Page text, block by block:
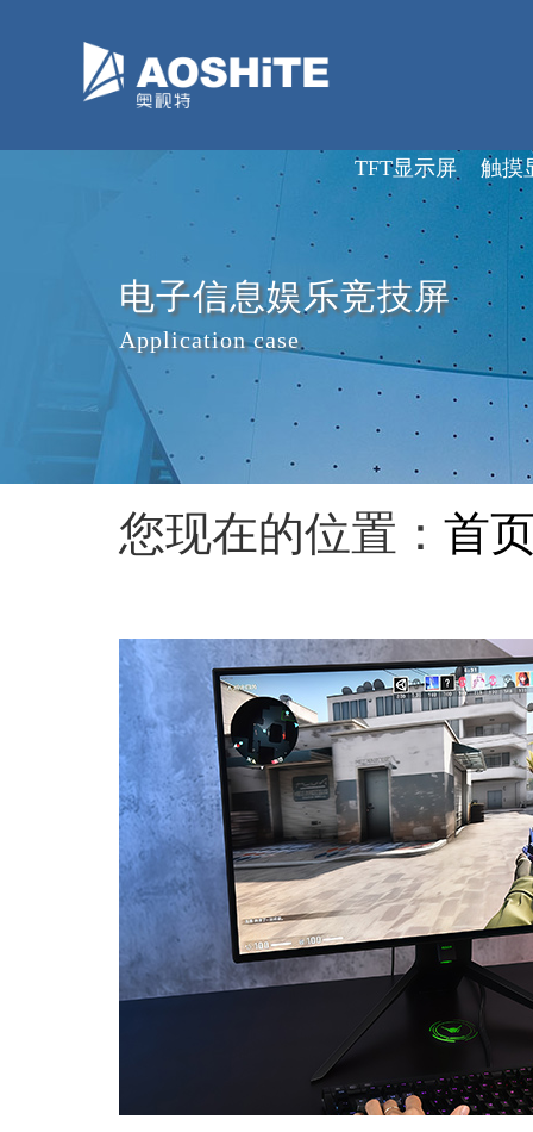
触摸
TFT显示屏
电子信息娱乐竞技屏
Application case
您现在的位置： 首